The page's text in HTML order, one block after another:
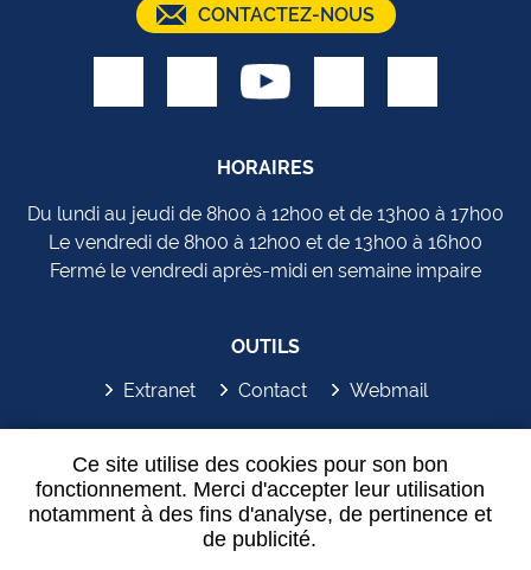
Ce site utilise des cookies pour son bon
fonctionnement. Merci d'accepter leur utilisation
notamment à des fins d'analyse, de pertinence et
de publicité.
CONTACTEZ-NOUS
HORAIRES
Du lundi au jeudi de 8h00 à 12h00 et de 13h00 à 17h00
Le vendredi de 8h00 à 12h00 et de 13h00 à 16h00
Fermé le vendredi après-midi en semaine impaire
OUTILS
Extranet
Contact Webmail
SYDEM'APP